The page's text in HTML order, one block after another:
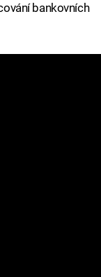
bankovních